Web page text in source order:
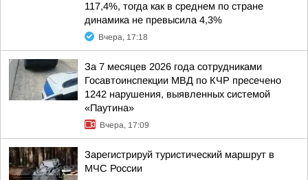
117,4%, тогда как в среднем по стране
динамика не превысила 4,3%
Вчера, 17:18
За 7 месяцев 2026 года сотрудниками
Госавтоинспекции МВД по КЧР пресечено
1242 нарушения, выявленных системой
«Паутина»
Вчера, 17:09
Зарегистрируй туристический маршрут в
МЧС России